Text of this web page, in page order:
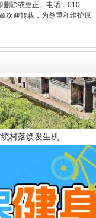
删除或更正。电话：010-
欢迎转载，为尊重和维护原
村落焕发生机